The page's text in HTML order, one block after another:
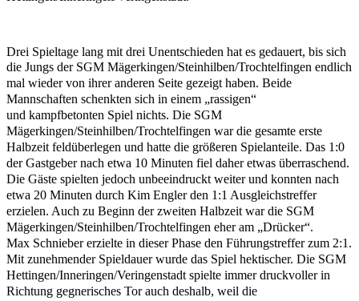
Drei Spieltage lang mit drei Unentschieden hat es gedauert, bis sich
die Jungs der SGM Mägerkingen/Steinhilben/Trochtelfingen endlich
mal wieder von ihrer anderen Seite gezeigt haben. Beide
Mannschaften schenkten sich in einem „rassigen“
und kampfbetonten Spiel nichts. Die SGM
Mägerkingen/Steinhilben/Trochtelfingen wardie gesamte erste
Halbzeit feldüberlegen und hatte die größeren Spielanteile. Das 1:0
der Gastgeber nach etwa 10 Minuten fiel daher etwas überraschend.
Die Gäste spielten jedoch unbeeindruckt weiter und konnten nach
etwa 20 Minuten durch Kim Engler den 1:1 Ausgleichstreffer
erzielen. Auch zu Beginn der zweiten Halbzeit war die SGM
Mägerkingen/Steinhilben/Trochtelfingen eher am „Drücker“.
Max Schnieber erzielte in dieser Phase den Führungstreffer zum 2:1.
Mit zunehmender Spieldauer wurde das Spiel hektischer. Die SGM
Hettingen/Inneringen/Veringenstadt spielte immer druckvoller in
Richtung gegnerisches Tor auch deshalb, weil die